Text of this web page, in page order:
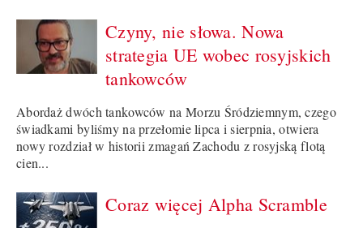
Czyny, nie słowa. Nowa
strategia UE wobec rosyjskich
tankowców
Abordaż dwóch tankowców na Morzu Śródziemnym, czego
świadkami byliśmy na przełomie lipca i sierpnia, otwiera
nowy rozdział w historii zmagań Zachodu z rosyjską flotą
cien...
Coraz więcej Alpha Scramble